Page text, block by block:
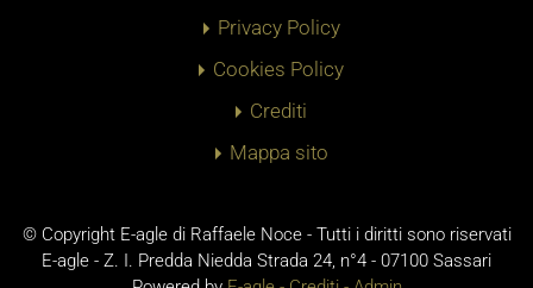
Privacy Policy
Cookies Policy
Crediti
Mappa sito
© Copyright E-agle di Raffaele Noce - Tutti i diritti sono riservati
E-agle - Z. I. Predda Niedda Strada 24, n°4 - 07100 Sassari